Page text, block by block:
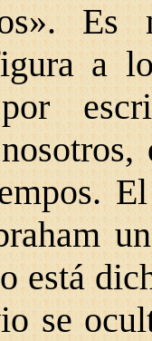
Es
a
por
está
se